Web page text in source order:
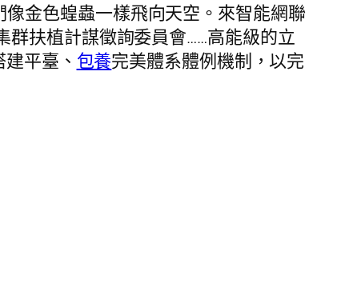
金色蝗蟲一樣飛向天空。來智能網聯
群扶植計謀徵詢委員會……高能級的立
平臺、 包養完美體系體例機制，以完